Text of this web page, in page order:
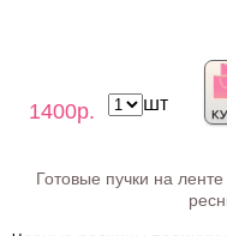
1400р. шт
Готовые пучки на